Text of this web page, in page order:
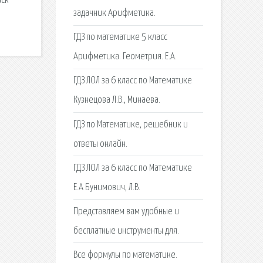
задачник Арифметика.
ГДЗ по математике 5 класс
Арифметика. Геометрия. Е.А.
ГДЗ ЛОЛ за 6 класс по Математике
Кузнецова Л.В., Минаева.
ГДЗ по Математике, решебник и
ответы онлайн.
ГДЗ ЛОЛ за 6 класс по Математике
Е.А Бунимович, Л.В.
Представляем вам удобные и
бесплатные инструменты для.
Все формулы по математике.